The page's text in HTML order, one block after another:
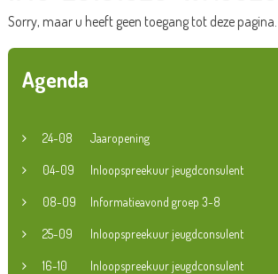
Sorry, maar u heeft geen toegang tot deze pagina.
Agenda
24-08 Jaaropening
04-09 Inloopspreekuur jeugdconsulent
08-09 Informatieavond groep 3-8
25-09 Inloopspreekuur jeugdconsulent
16-10 Inloopspreekuur jeugdconsulent